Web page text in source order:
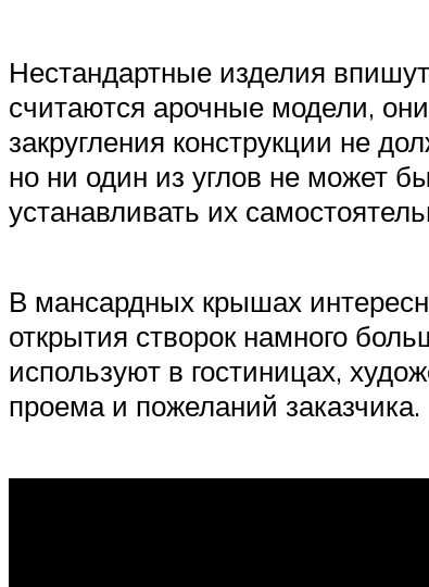
Нестандартные изделия
считаются арочные модели,
закругления конструкции не
но ни один из углов не может
устанавливать их
В мансардных крышах
открытия створок намного
используют в гостиницах,
проема и пожеланий заказчика.